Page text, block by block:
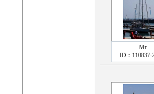
Mr.
ID：110837-